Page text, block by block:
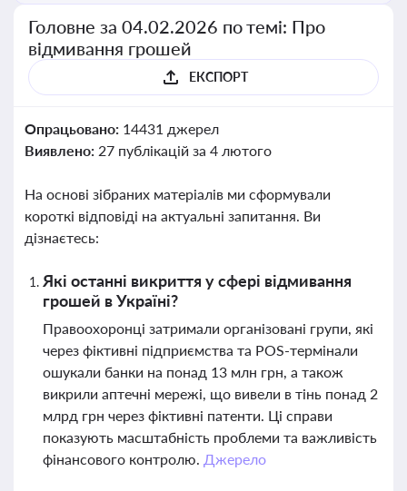
Головне за 04.02.2026 по темі: Про
відмивання грошей
ЕКСПОРТ
Опрацьовано: 14431 джерел
Виявлено: 27 публікацій за 4 лютого
На основі зібраних матеріалів ми сформували
короткі відповіді на актуальні запитання. Ви
дізнаєтесь:
Які останні викриття у сфері відмивання
грошей в Україні?
Правоохоронці затримали організовані групи, які
через фіктивні підприємства та POS-термінали
ошукали банки на понад 13 млн грн, а також
викрили аптечні мережі, що вивели в тінь понад 2
млрд грн через фіктивні патенти. Ці справи
показують масштабність проблеми та важливість
фінансового контролю. Джерело